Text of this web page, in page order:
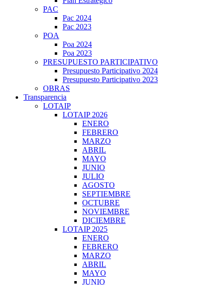
PAC
Pac 2024
Pac 2023
POA
Poa 2024
Poa 2023
PRESUPUESTO PARTICIPATIVO
Presupuesto Participativo 2024
Presupuesto Participativo 2023
OBRAS
Transparencia
LOTAIP
LOTAIP 2026
ENERO
FEBRERO
MARZO
ABRIL
MAYO
JUNIO
JULIO
AGOSTO
SEPTIEMBRE
OCTUBRE
NOVIEMBRE
DICIEMBRE
LOTAIP 2025
ENERO
FEBRERO
MARZO
ABRIL
MAYO
JUNIO